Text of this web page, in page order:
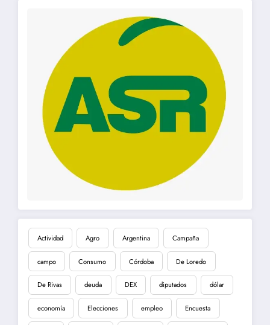
Actividad Agro Argentina Campaña
campo Consumo Córdoba De Loredo
De Rivas deuda DEX diputados dólar
economía Elecciones empleo Encuesta